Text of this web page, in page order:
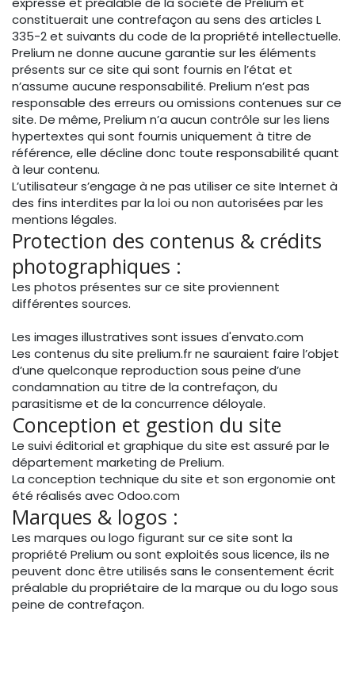
constituerait une contrefaçon au sens des articles L
335-2 et suivants du code de la propriété intellectuelle.
Prelium ne donne aucune garantie sur les éléments
présents sur ce site qui sont fournis en l’état et
n’assume aucune responsabilité. Prelium n’est pas
responsable des erreurs ou omissions contenues sur ce
site. De même, Prelium n’a aucun contrôle sur les liens
hypertextes qui sont fournis uniquement à titre de
référence, elle décline donc toute responsabilité quant
à leur contenu.
L’utilisateur s’engage à ne pas utiliser ce site Internet à
des fins interdites par la loi ou non autorisées par les
mentions légales.
Protection des contenus & crédits
photographiques :
Les photos présentes sur ce site proviennent
différentes sources.
Les images illustratives sont issues d'envato.com
Les contenus du site prelium.fr ne sauraient faire l’objet
d’une quelconque reproduction sous peine d’une
condamnation au titre de la contrefaçon, du
parasitisme et de la concurrence déloyale.
Conception et gestion du site
Le suivi éditorial et graphique du site est assuré par le
département marketing de Prelium.
La conception technique du site et son ergonomie ont
été réalisés avec Odoo.com
Marques & logos :
Les marques ou logo figurant sur ce site sont la
propriété Prelium ou sont exploités sous licence, ils ne
peuvent donc être utilisés sans le consentement écrit
préalable du propriétaire de la marque ou du logo sous
peine de contrefaçon.